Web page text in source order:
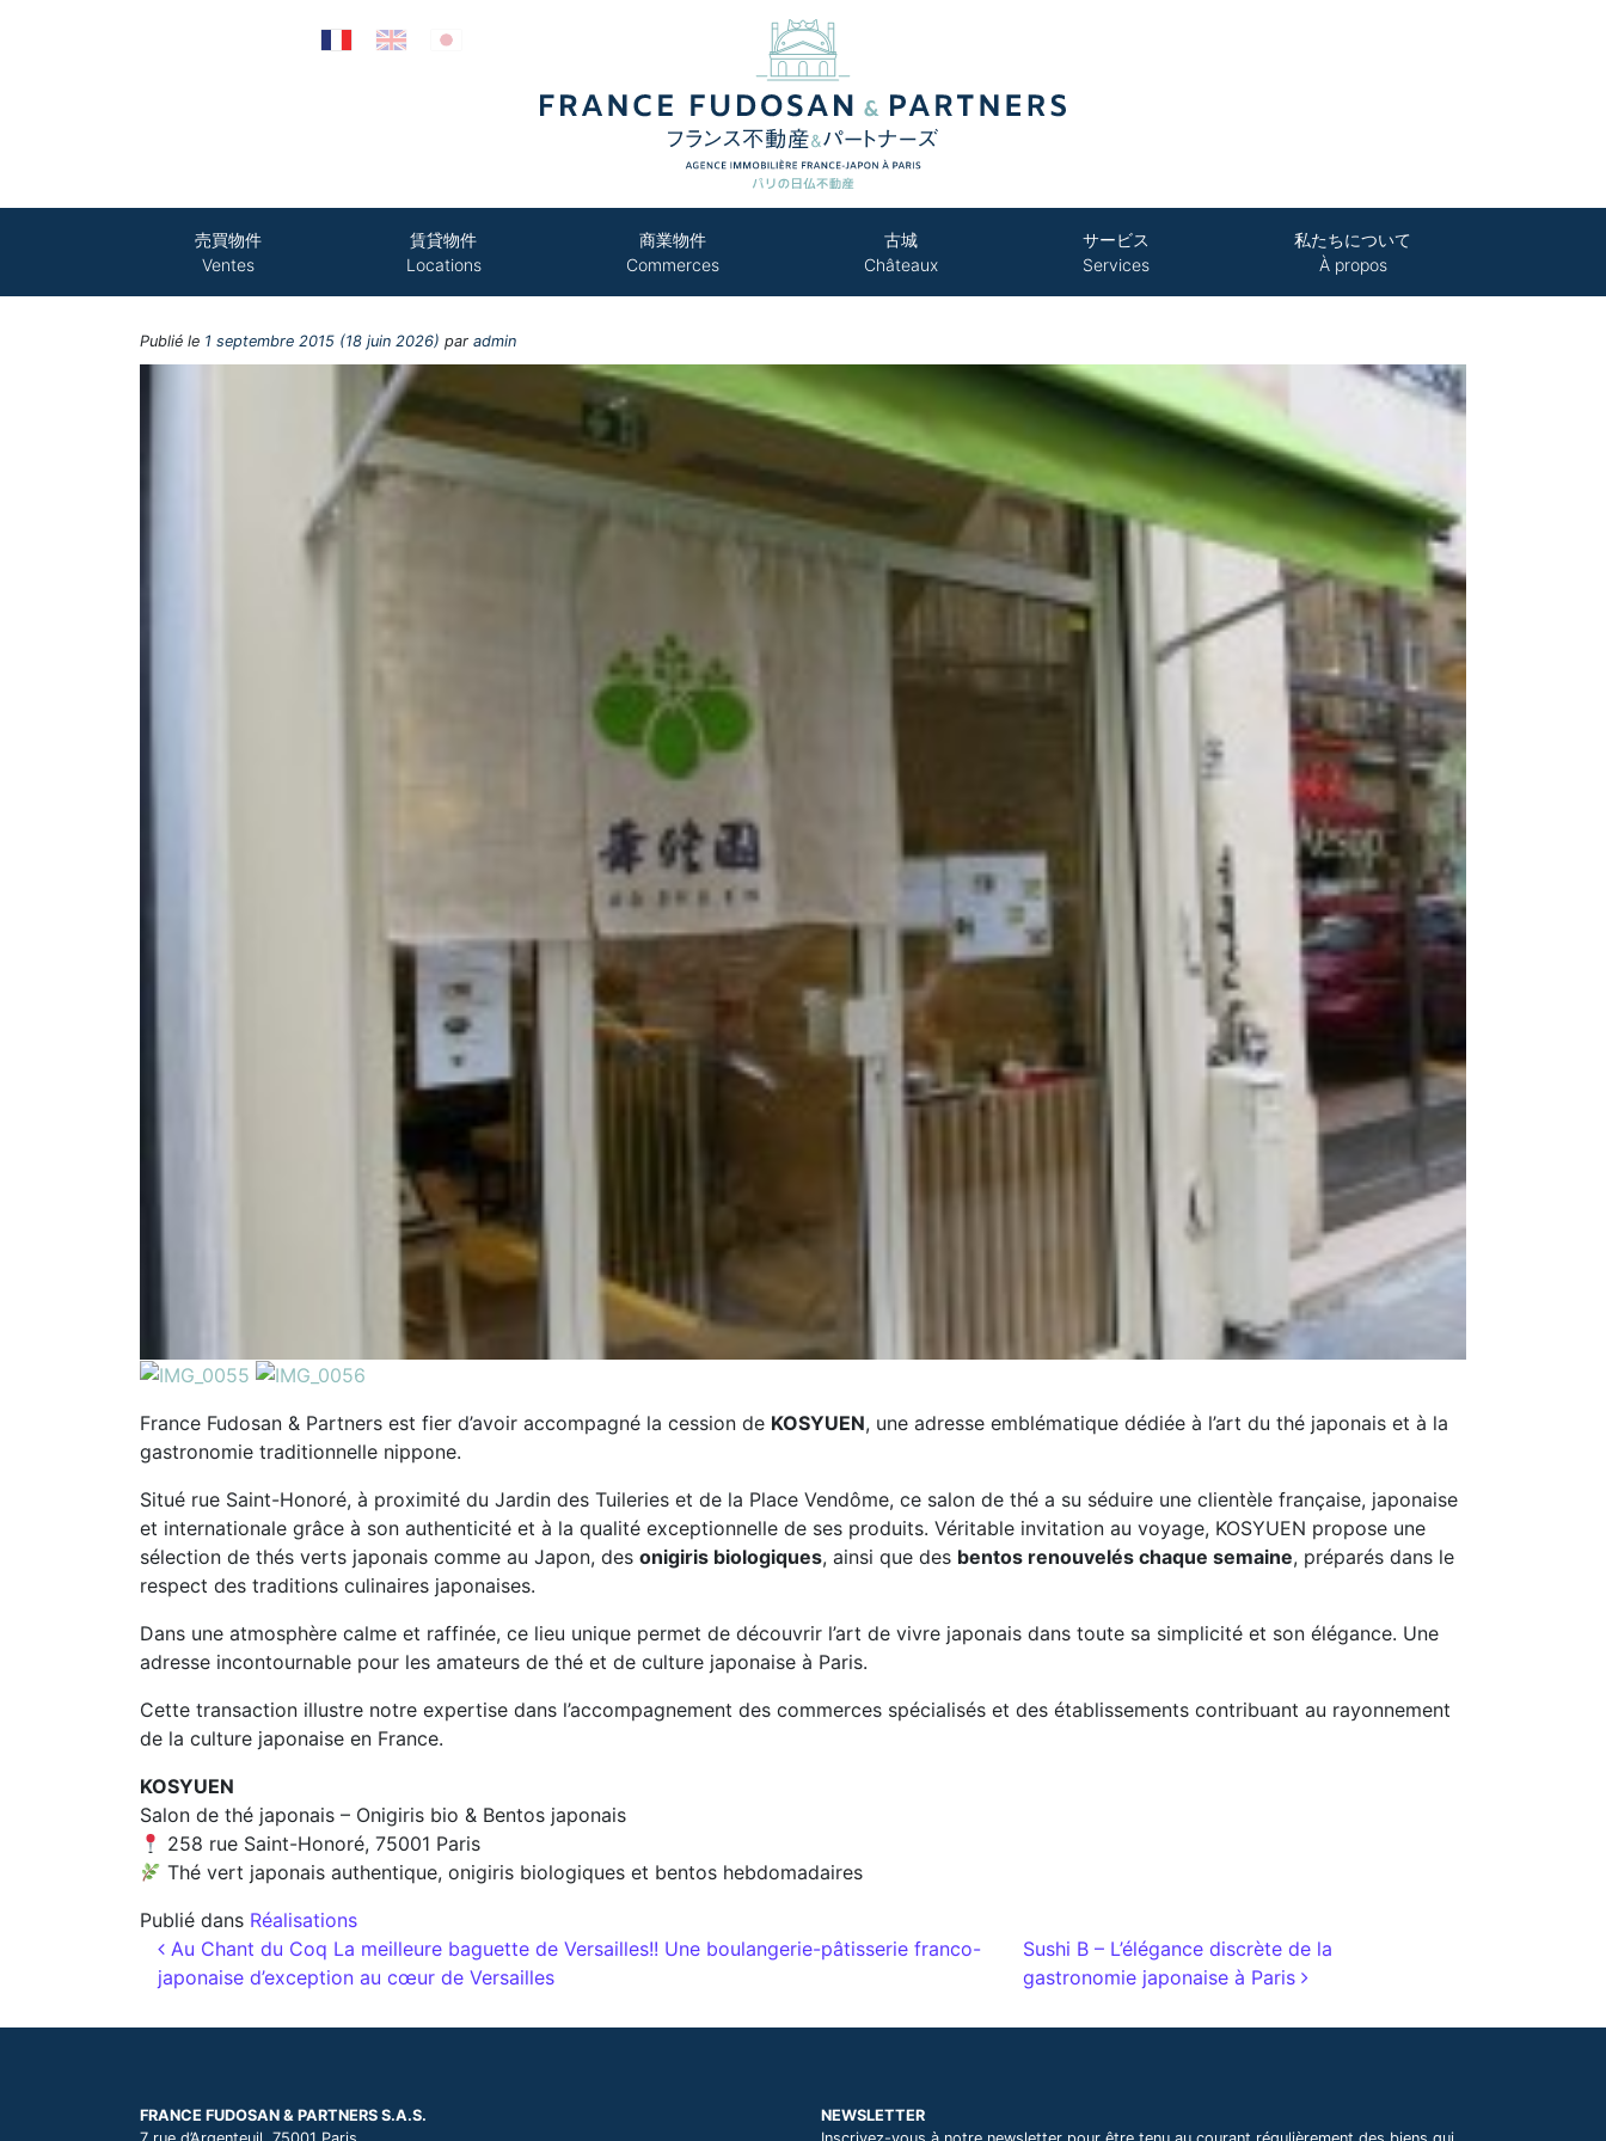
売買物件
Ventes
賃貸物件
Locations
商業物件
Commerces
古城
Châteaux
サービス
Services
私たちについて
À propos
Publié le 1 septembre 2015 (18 juin 2026) par admin
France Fudosan & Partners est fier d’avoir accompagné la cession de KOSYUEN, une adresse emblématique dédiée à l’art du thé japonais et à la
gastronomie traditionnelle nippone.
Situé rue Saint-Honoré, à proximité du Jardin des Tuileries et de la Place Vendôme, ce salon de thé a su séduire une clientèle française, japonaise
et internationale grâce à son authenticité et à la qualité exceptionnelle de ses produits. Véritable invitation au voyage, KOSYUEN propose une
sélection de thés verts japonais comme au Japon, des onigiris biologiques, ainsi que des bentos renouvelés chaque semaine, préparés dans le
respect des traditions culinaires japonaises.
Dans une atmosphère calme et raffinée, ce lieu unique permet de découvrir l’art de vivre japonais dans toute sa simplicité et son élégance. Une
adresse incontournable pour les amateurs de thé et de culture japonaise à Paris.
Cette transaction illustre notre expertise dans l’accompagnement des commerces spécialisés et des établissements contribuant au rayonnement
de la culture japonaise en France.
KOSYUEN
Salon de thé japonais – Onigiris bio & Bentos japonais
258 rue Saint-Honoré, 75001 Paris
Thé vert japonais authentique, onigiris biologiques et bentos hebdomadaires
Publié dans Réalisations
Navigation des articles
Au Chant du Coq La meilleure baguette de Versailles!! Une boulangerie-pâtisserie franco-
japonaise d’exception au cœur de Versailles
Sushi B – L’élégance discrète de la
gastronomie japonaise à Paris
FRANCE FUDOSAN & PARTNERS S.A.S.
NEWSLETTER